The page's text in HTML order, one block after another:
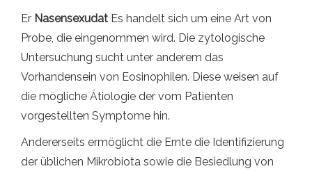
Er Nasensexudat Es handelt sich um eine Art von
Probe, die eingenommen wird. Die zytologische
Untersuchung sucht unter anderem das
Vorhandensein von Eosinophilen. Diese weisen auf
die mögliche Ätiologie der vom Patienten
vorgestellten Symptome hin.
Andererseits ermöglicht die Ernte die Identifizierung
der üblichen Mikrobiota sowie die Besiedlung von